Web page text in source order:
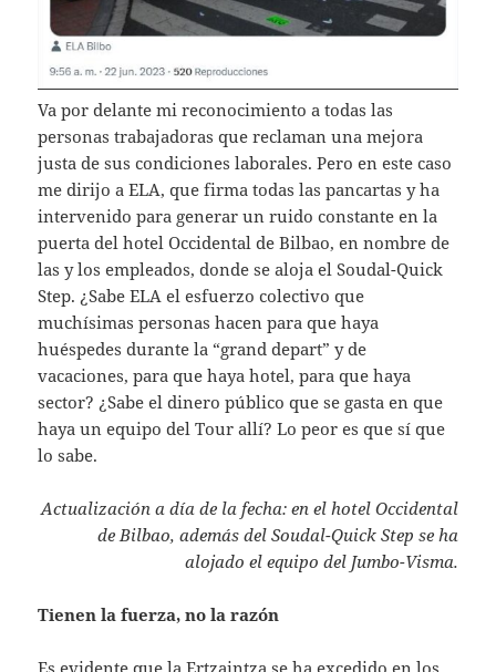
Va por delante mi reconocimiento a todas las
personas trabajadoras que reclaman una mejora
justa de sus condiciones laborales. Pero en este caso
me dirijo a ELA, que firma todas las pancartas y ha
intervenido para generar un ruido constante en la
puerta del hotel Occidental de Bilbao, en nombre de
las y los empleados, donde se aloja el Soudal-Quick
Step. ¿Sabe ELA el esfuerzo colectivo que
muchísimas personas hacen para que haya
huéspedes durante la “grand depart” y de
vacaciones, para que haya hotel, para que haya
sector? ¿Sabe el dinero público que se gasta en que
haya un equipo del Tour allí? Lo peor es que sí que
lo sabe.
Actualización a día de la fecha: en el hotel Occidental
de Bilbao, además del Soudal-Quick Step se ha
alojado el equipo del Jumbo-Visma.
Tienen la fuerza, no la razón
Es evidente que la Ertzaintza se ha excedido en los